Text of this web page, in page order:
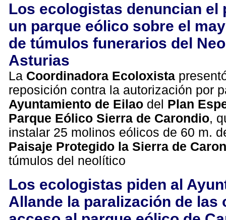
Los ecologistas denuncian el
un parque eólico sobre el
de túmulos funerarios del
Asturias
La Coordinadora Ecoloxista
reposición contra la autorización por
Ayuntamiento de Eilao del Plan
Parque Eólico Sierra de Carondio,
instalar 25 molinos eólicos de 60 m.
Paisaje Protegido la Sierra de
túmulos del neolítico
Los ecologistas piden al
Allande la paralización de las